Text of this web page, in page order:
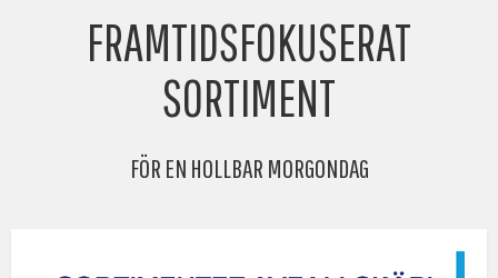
FRAMTIDSFOKUSERAT
SORTIMENT
FÖR EN HOLLBAR MORGONDAG